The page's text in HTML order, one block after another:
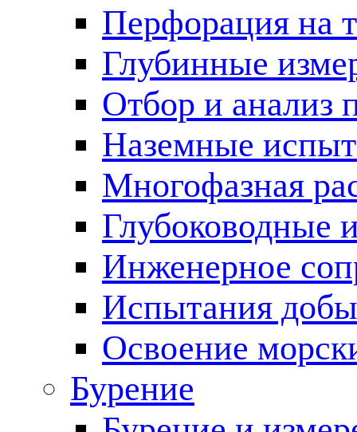
Перфорация на
Глубинные
Отбор и анализ
Наземные
Многофазная
Глубоководные
Инженерное
Испытания
Освоение
Бурение